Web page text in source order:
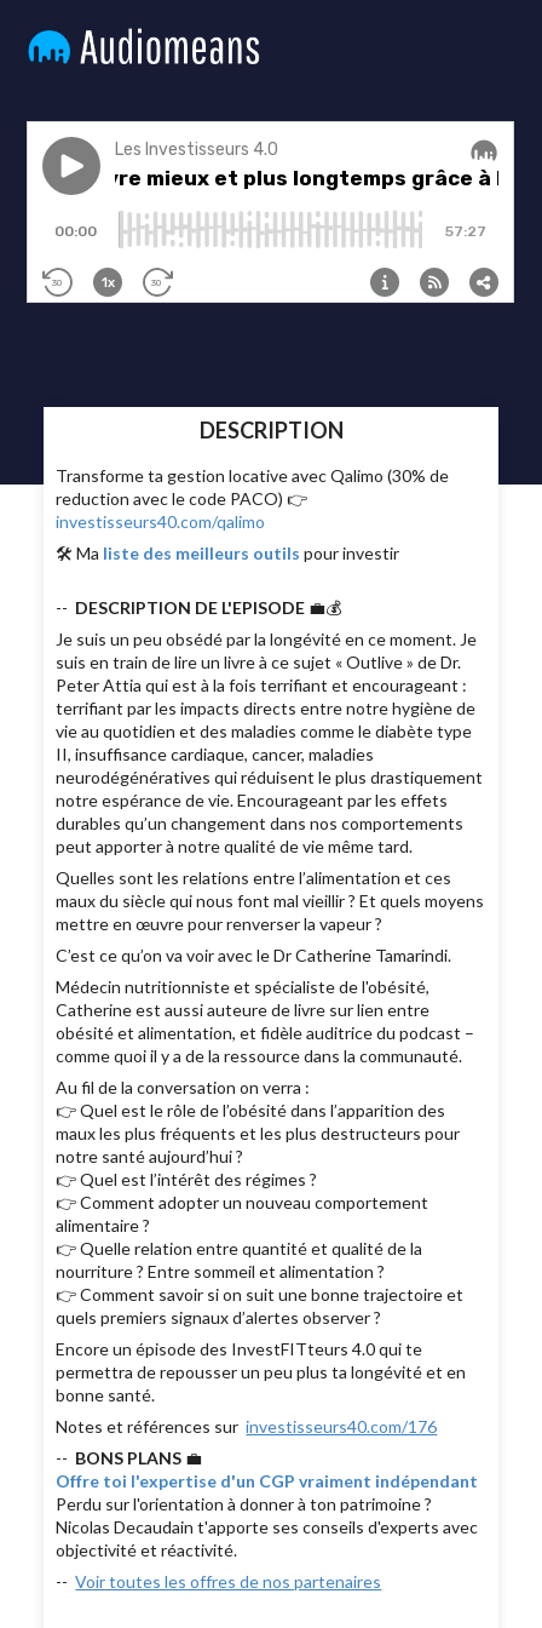
DESCRIPTION
Transforme ta gestion locative avec Qalimo (30% de
reduction avec le code PACO) 👉
investisseurs40.com/qalimo
🛠 Ma liste des meilleurs outils pour investir
-- DESCRIPTION DE L'EPISODE 💼💰
Je suis un peu obsédé par la longévité en ce moment. Je
suis en train de lire un livre à ce sujet « Outlive » de Dr.
Peter Attia qui est à la fois terrifiant et encourageant :
terrifiant par les impacts directs entre notre hygiène de
vie au quotidien et des maladies comme le diabète type
II, insuffisance cardiaque, cancer, maladies
neurodégénératives qui réduisent le plus drastiquement
notre espérance de vie. Encourageant par les effets
durables qu’un changement dans nos comportements
peut apporter à notre qualité de vie même tard.
Quelles sont les relations entre l’alimentation et ces
maux du siècle qui nous font mal vieillir ? Et quels moyens
mettre en œuvre pour renverser la vapeur ?
C’est ce qu’on va voir avec le Dr Catherine Tamarindi.
Médecin nutritionniste et spécialiste de l'obésité,
Catherine est aussi auteure de livre sur lien entre
obésité et alimentation, et fidèle auditrice du podcast –
comme quoi il y a de la ressource dans la communauté.
Au fil de la conversation on verra :
👉 Quel est le rôle de l’obésité dans l’apparition des
maux les plus fréquents et les plus destructeurs pour
notre santé aujourd’hui ?
👉 Quel est l’intérêt des régimes ?
👉 Comment adopter un nouveau comportement
alimentaire ?
👉 Quelle relation entre quantité et qualité de la
nourriture ? Entre sommeil et alimentation ?
👉 Comment savoir si on suit une bonne trajectoire et
quels premiers signaux d’alertes observer ?
Encore un épisode des InvestFITteurs 4.0 qui te
permettra de repousser un peu plus ta longévité et en
bonne santé.
Notes et références sur investisseurs40.com/176
-- BONS PLANS 💼
Offre toi l'expertise d'un CGP vraiment indépendant
Perdu sur l'orientation à donner à ton patrimoine ?
Nicolas Decaudain t'apporte ses conseils d'experts avec
objectivité et réactivité.
--Voir toutes les offres de nos partenaires